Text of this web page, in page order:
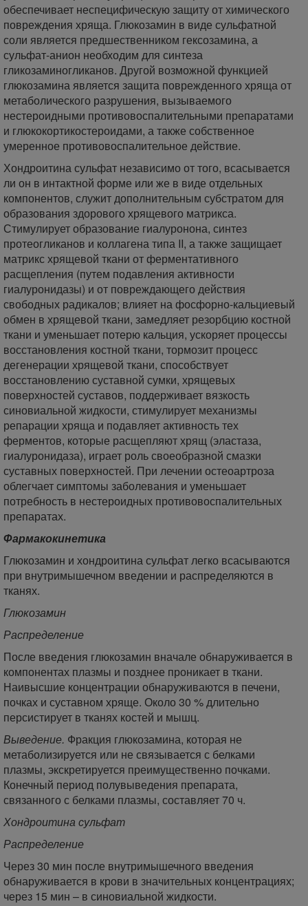
обеспечивает неспецифическую защиту от химического
повреждения хряща. Глюкозамин в виде сульфатной
соли является предшественником гексозамина, а
сульфат-анион необходим для синтеза
гликозаминогликанов. Другой возможной функцией
глюкозамина является защита поврежденного хряща от
метаболического разрушения, вызываемого
нестероидными противовоспалительными препаратами
и глюкокортикостероидами, а также собственное
умеренное противовоспалительное действие.
Хондроитина сульфат независимо от того, всасывается
ли он в интактной форме или же в виде отдельных
компонентов, служит дополнительным субстратом для
образования здорового хрящевого матрикса.
Стимулирует образование гиалуронона, синтез
протеогликанов и коллагена типа II, а также защищает
матрикс хрящевой ткани от ферментативного
расщепления (путем подавления активности
гиалуронидазы) и от повреждающего действия
свободных радикалов; влияет на фосфорно-кальциевый
обмен в хрящевой ткани, замедляет резорбцию костной
ткани и уменьшает потерю кальция, ускоряет процессы
восстановления костной ткани, тормозит процесс
дегенерации хрящевой ткани, способствует
восстановлению суставной сумки, хрящевых
поверхностей суставов, поддерживает вязкость
синовиальной жидкости, стимулирует механизмы
репарации хряща и подавляет активность тех
ферментов, которые расщепляют хрящ (эластаза,
гиалуронидаза), играет роль своеобразной смазки
суставных поверхностей. При лечении остеоартроза
облегчает симптомы заболевания и уменьшает
потребность в нестероидных противовоспалительных
препаратах.
Фармакокинетика
Глюкозамин и хондроитина сульфат легко всасываются
при внутримышечном введении и распределяются в
тканях.
Глюкозамин
Распределение
После введения глюкозамин вначале обнаруживается в
компонентах плазмы и позднее проникает в ткани.
Наивысшие концентрации обнаруживаются в печени,
почках и суставном хряще. Около 30 % длительно
персистирует в тканях костей и мышц.
Выведение. Фракция глюкозамина, которая не
метаболизируется или не связывается с белками
плазмы, экскретируется преимущественно почками.
Конечный период полувыведения препарата,
связанного с белками плазмы, составляет 70 ч.
Хондроитина сульфат
Распределение
Через 30 мин после внутримышечного введения
обнаруживается в крови в значительных концентрациях;
через 15 мин – в синовиальной жидкости.